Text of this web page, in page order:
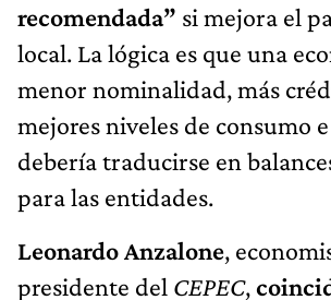
recomendada” si mejora el
local. La lógica es que una
menor nominalidad, más
mejores niveles de consumo
debería traducirse en
para las entidades.
Leonardo Anzalone,
presidente del CEPEC,